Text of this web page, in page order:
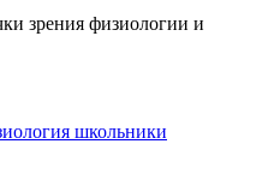
зрения физиологии и
школьники